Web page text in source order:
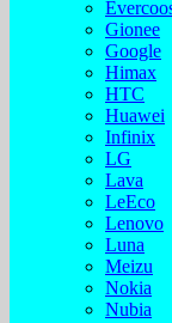
Gionee
Google
Himax
HTC
Huawei
Infinix
LG
Lava
LeEco
Lenovo
Luna
Meizu
Nokia
Nubia